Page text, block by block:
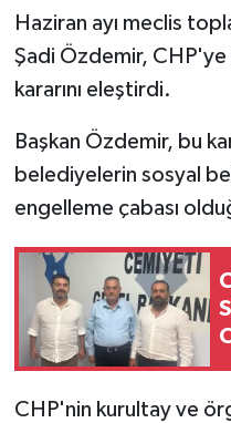
Haziran ayı meclis
Şadi Özdemir,
kararını eleştirdi.
Başkan Özdemir, bu
belediyelerin sosyal
engelleme çabası
CHP'nin kurultay ve